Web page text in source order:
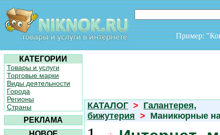
Пример:
КАТЕГОРИИ
Товары и услуги
Торговые марки
Виды деятельности
Города
Регионы
Страны
РЕКЛАМА
КАТАЛОГ > Галантерея,
бижутерия > Маникюрные